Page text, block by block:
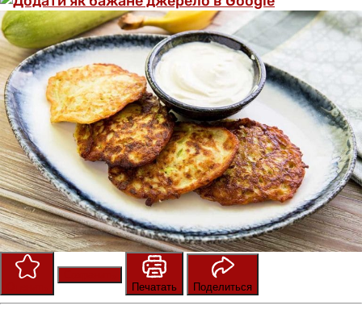
Печатать
Поделиться